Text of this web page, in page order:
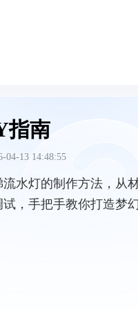
指南
04-13 14:48:55
水灯的制作方法，从
，手把手教你打造梦